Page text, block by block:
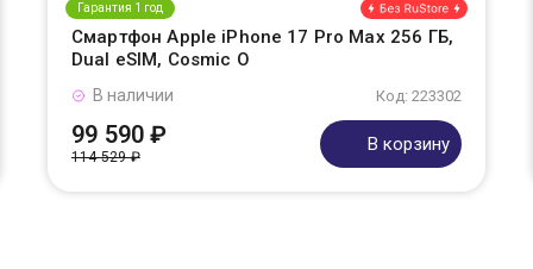
Гарантия 1 год
Смартфон Apple iPhone 17 Pro Max 256 ГБ,
Dual eSIM, Cosmic O
Код: 223302
В наличии
99 590 ₽
114 529 ₽
В корзину